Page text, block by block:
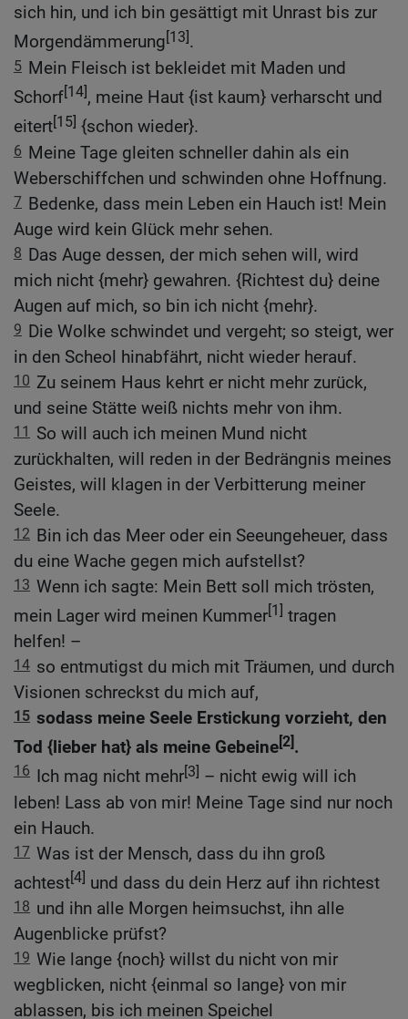
sich hin, und ich bin gesättigt mit Unrast bis zur
Morgendämmerung[13].
5 Mein Fleisch ist bekleidet mit Maden und
Schorf[14], meine Haut {ist kaum} verharscht und
eitert[15] {schon wieder}.
6 Meine Tage gleiten schneller dahin als ein
Weberschiffchen und schwinden ohne Hoffnung.
7 Bedenke, dass mein Leben ein Hauch ist! Mein
Auge wird kein Glück mehr sehen.
8 Das Auge dessen, der mich sehen will, wird
mich nicht {mehr} gewahren. {Richtest du} deine
Augen auf mich, so bin ich nicht {mehr}.
9 Die Wolke schwindet und vergeht; so steigt, wer
in den Scheol hinabfährt, nicht wieder herauf.
10 Zu seinem Haus kehrt er nicht mehr zurück,
und seine Stätte weiß nichts mehr von ihm.
11 So will auch ich meinen Mund nicht
zurückhalten, will reden in der Bedrängnis meines
Geistes, will klagen in der Verbitterung meiner
Seele.
12 Bin ich das Meer oder ein Seeungeheuer, dass
du eine Wache gegen mich aufstellst?
13 Wenn ich sagte: Mein Bett soll mich trösten,
mein Lager wird meinen Kummer[1] tragen
helfen! –
14 so entmutigst du mich mit Träumen, und durch
Visionen schreckst du mich auf,
15 sodass meine Seele Erstickung vorzieht, den
Tod {lieber hat} als meine Gebeine[2].
16 Ich mag nicht mehr[3] – nicht ewig will ich
leben! Lass ab von mir! Meine Tage sind nur noch
ein Hauch.
17 Was ist der Mensch, dass du ihn groß
achtest[4] und dass du dein Herz auf ihn richtest
18 und ihn alle Morgen heimsuchst, ihn alle
Augenblicke prüfst?
19 Wie lange {noch} willst du nicht von mir
wegblicken, nicht {einmal so lange} von mir
ablassen, bis ich meinen Speichel